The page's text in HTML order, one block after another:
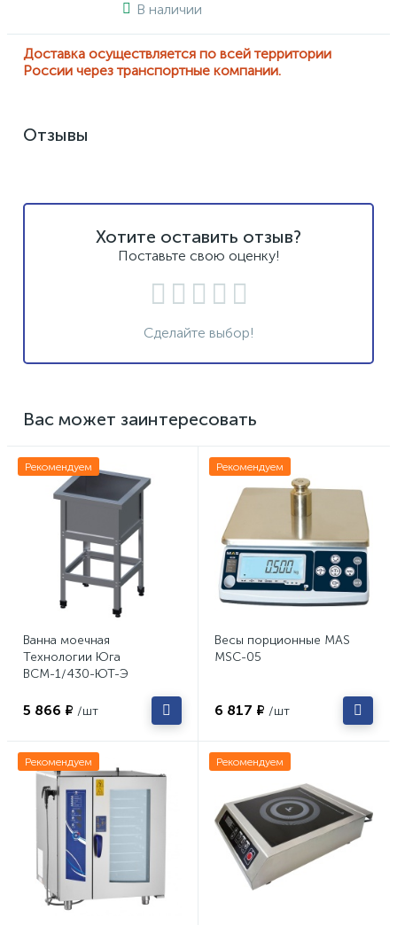
В наличии
Доставка осуществляется по всей территории
России через транспортные компании.
Отзывы
Хотите оставить отзыв?
Поставьте свою оценку!
Сделайте выбор!
Вас может заинтересовать
Рекомендуем
Ванна моечная
Технологии Юга
ВСМ-1/430-ЮТ-Э
5 866 ₽ /шт
Рекомендуем
Весы порционные MAS
MSC-05
6 817 ₽ /шт
Рекомендуем Рекомендуем